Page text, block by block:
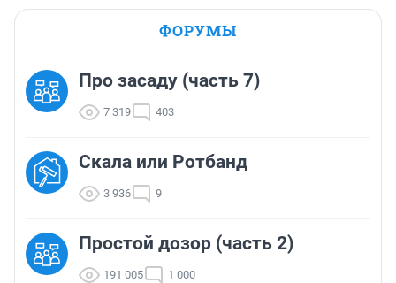
ФОРУМЫ
Про засаду (часть 7)
7 319 403
Скала или Ротбанд
3 936 9
Простой дозор (часть 2)
191 005 1 000